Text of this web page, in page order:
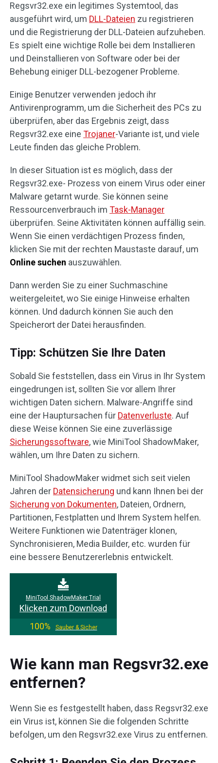
Regsvr32.exe ein legitimes Systemtool, das
ausgeführt wird, um DLL-Dateien zu registrieren
und die Registrierung der DLL-Dateien aufzuheben.
Es spielt eine wichtige Rolle bei dem Installieren
und Deinstallieren von Software oder bei der
Behebung einiger DLL-bezogener Probleme.
Einige Benutzer verwenden jedoch ihr
Antivirenprogramm, um die Sicherheit des PCs zu
überprüfen, aber das Ergebnis zeigt, dass
Regsvr32.exe eine Trojaner-Variante ist, und viele
Leute finden das gleiche Problem.
In dieser Situation ist es möglich, dass der
Regsvr32.exe- Prozess von einem Virus oder einer
Malware getarnt wurde. Sie können seine
Ressourcenverbrauch im Task-Manager
überprüfen. Seine Aktivitäten können auffällig sein.
Wenn Sie einen verdächtigen Prozess finden,
klicken Sie mit der rechten Maustaste darauf, um
Online suchen auszuwählen.
Dann werden Sie zu einer Suchmaschine
weitergeleitet, wo Sie einige Hinweise erhalten
können. Und dadurch können Sie auch den
Speicherort der Datei herausfinden.
Tipp: Schützen Sie Ihre Daten
Sobald Sie feststellen, dass ein Virus in Ihr System
eingedrungen ist, sollten Sie vor allem Ihrer
wichtigen Daten sichern. Malware-Angriffe sind
eine der Hauptursachen für Datenverluste. Auf
diese Weise können Sie eine zuverlässige
Sicherungssoftware, wie MiniTool ShadowMaker,
wählen, um Ihre Daten zu sichern.
MiniTool ShadowMaker widmet sich seit vielen
Jahren der Datensicherung und kann Ihnen bei der
Sicherung von Dokumenten, Dateien, Ordnern,
Partitionen, Festplatten und Ihrem System helfen.
Weitere Funktionen wie Datenträger klonen,
Synchronisieren, Media Builder, etc. wurden für
eine bessere Benutzererlebnis entwickelt.
MiniTool ShadowMaker Trial
Klicken zum Download
100%
Sauber & Sicher
Wie kann man Regsvr32.exe
entfernen?
Wenn Sie es festgestellt haben, dass Regsvr32.exe
ein Virus ist, können Sie die folgenden Schritte
befolgen, um den Regsvr32.exe Virus zu entfernen.